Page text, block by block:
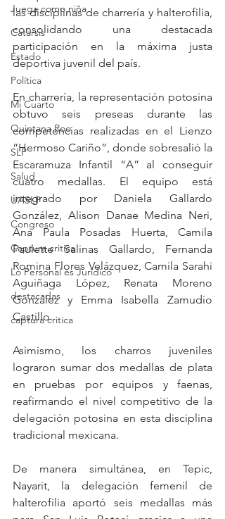
Juega como niña
Catarsis
Estado
Política
Mi Cuarto
Quintana Roo
SLP
Salud
UASLP
Congreso
Captura critica
Lo Personal es Jurídico
destacadas
captura critica
las disciplinas de charrería y halterofilia,
consolidando una destacada
participación en la máxima justa
deportiva juvenil del país.
En charrería, la representación potosina
obtuvo seis preseas durante las
competencias realizadas en el Lienzo
“Hermoso Cariño”, donde sobresalió la
Escaramuza Infantil “A” al conseguir
cuatro medallas. El equipo está
integrado por Daniela Gallardo
González, Alison Danae Medina Neri,
Ana Paula Posadas Huerta, Camila
Paulette Salinas Gallardo, Fernanda
Romina Flores Velázquez, Camila Sarahi
Aguiñaga López, Renata Moreno
González y Emma Isabella Zamudio
Castillo.
Asimismo, los charros juveniles
lograron sumar dos medallas de plata
en pruebas por equipos y faenas,
reafirmando el nivel competitivo de la
delegación potosina en esta disciplina
tradicional mexicana.
De manera simultánea, en Tepic,
Nayarit, la delegación femenil de
halterofilia aportó seis medallas más